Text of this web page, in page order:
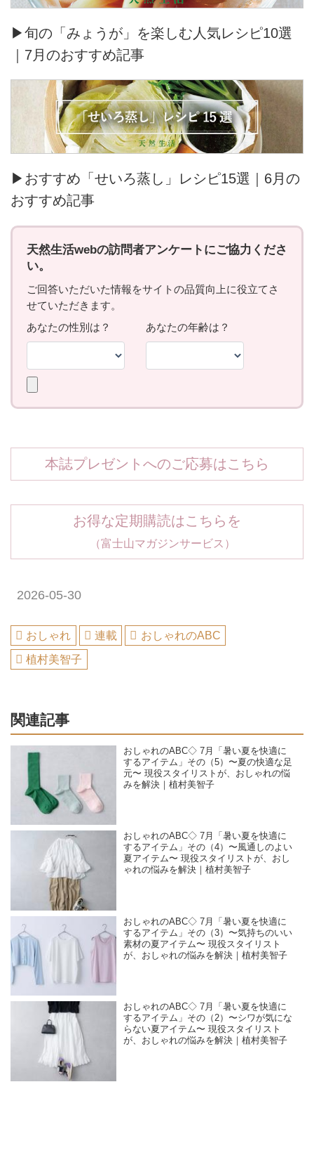
▶旬の「みょうが」を楽しむ人気レシピ10選
｜7月のおすすめ記事
▶おすすめ「せいろ蒸し」レシピ15選｜6月の
おすすめ記事
本誌プレゼントへのご応募はこちら
お得な定期購読はこちらを
（富士山マガジンサービス）
2026-05-30
おしゃれ 連載
おしゃれのABC
植村美智子
関連記事
おしゃれのABC◇ 7月「暑い夏を快適に
するアイテム」その（5）〜夏の快適な足
元〜 現役スタイリストが、おしゃれの悩
みを解決｜植村美智子
おしゃれのABC◇ 7月「暑い夏を快適に
するアイテム」その（4）〜風通しのよい
夏アイテム〜 現役スタイリストが、おし
ゃれの悩みを解決｜植村美智子
おしゃれのABC◇ 7月「暑い夏を快適に
するアイテム」その（3）〜気持ちのいい
素材の夏アイテム〜 現役スタイリスト
が、おしゃれの悩みを解決｜植村美智子
おしゃれのABC◇ 7月「暑い夏を快適に
するアイテム」その（2）〜シワが気にな
らない夏アイテム〜 現役スタイリスト
が、おしゃれの悩みを解決｜植村美智子